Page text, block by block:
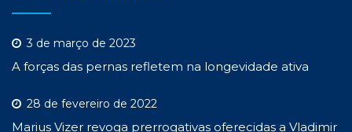
3 de março de 2023
A forças das pernas refletem na longevidade ativa
28 de fevereiro de 2022
Marius Vizer revoga prerrogativas oferecidas a Vladimir